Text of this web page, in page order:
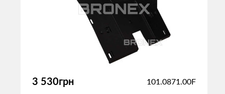
3 530грн 101.0871.00F